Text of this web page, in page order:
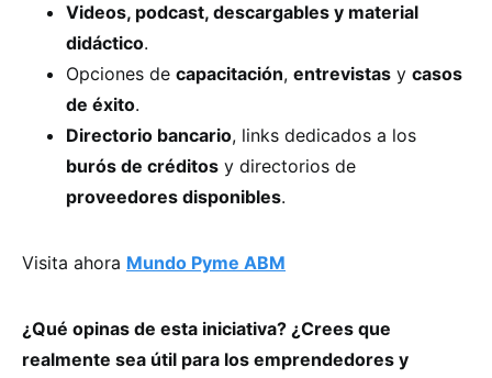
Videos, podcast, descargables y material
didáctico.
Opciones de capacitación, entrevistas y casos
de éxito.
Directorio bancario, links dedicados a los
burós de créditos y directorios de
proveedores disponibles.
Visita ahora Mundo Pyme ABM
¿Qué opinas de esta iniciativa? ¿Crees que
realmente sea útil para los emprendedores y